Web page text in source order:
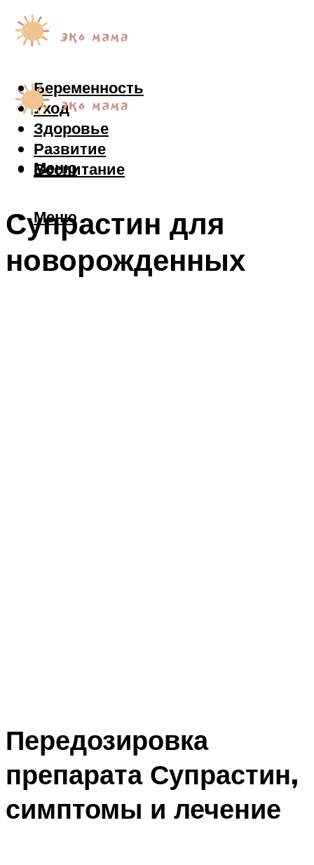
Беременность
Уход
Здоровье
Развитие
Воспитание
Меню
Меню
Супрастин для
новорожденных
Передозировка
препарата Супрастин,
симптомы и лечение